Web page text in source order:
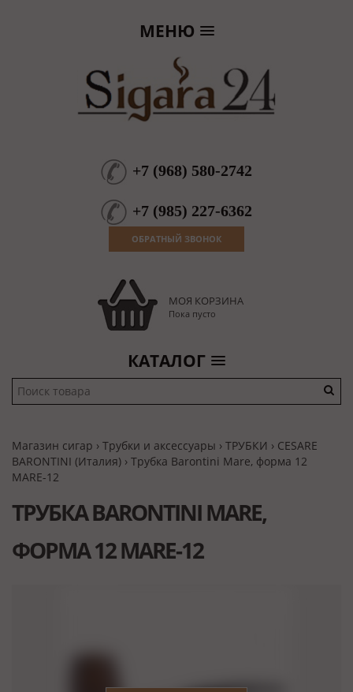
МЕНЮ
+7 (968) 580-2742
+7 (985) 227-6362
ОБРАТНЫЙ ЗВОНОК
МОЯ КОРЗИНА
Пока пусто
КАТАЛОГ
Магазин сигар › Трубки и аксессуары › ТРУБКИ › CESARE
BARONTINI (Италия) › Трубка Barontini Mare, форма 12
MARE-12
ТРУБКА BARONTINI MARE,
ФОРМА 12 MARE-12